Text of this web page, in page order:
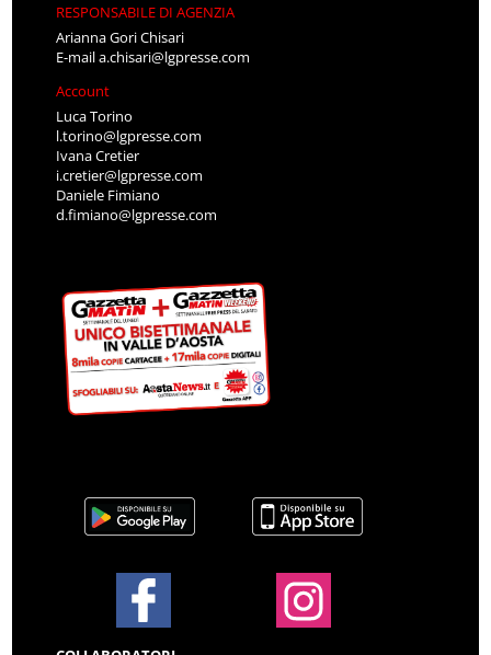
RESPONSABILE DI AGENZIA
Arianna Gori Chisari
E-maila.chisari@lgpresse.com
Account
Luca Torino
l.torino@lgpresse.com
Ivana Cretier
i.cretier@lgpresse.com
Daniele Fimiano
d.fimiano@lgpresse.com